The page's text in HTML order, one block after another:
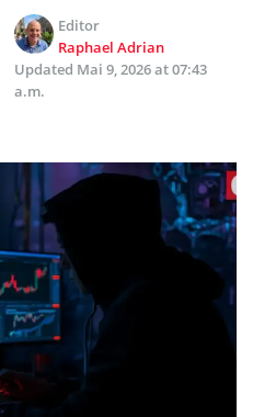
Editor
Raphael Adrian
Updated Mai 9, 2026 at 07:43
a.m.